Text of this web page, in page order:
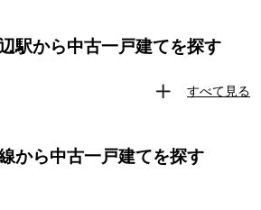
駅から中古一戸建てを探す
すべて見る
から中古一戸建てを探す